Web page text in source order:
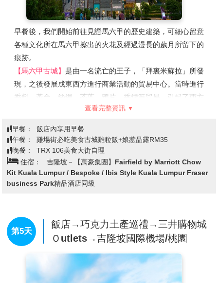
早餐後，我們開始前往見證馬六甲的歷史建築，可細心留意
各種文化所在馬六甲擦出的火花及經過漫長的歲月所留下的
痕跡。
【馬六甲古城】 是由一名流亡的王子，「拜裏米蘇拉」所發
現，之後發展成東西方進行商業活動的貿易中心。當時進行
香料、黃金、絲綢、茶葉、鴉片、香煙等貿易，引起了西方
分地方，還保留著這些殖民統治者所遺留下來的建築物及古
跡，2008年7月被聯合國教科文組織列為世界文化遺產。
【花花三輪車遊古城】※敬請支付三輪車伕小費每台車馬幣
2元。
※葡萄牙廣場：建西元1980年代後期，是仿造葡萄牙同類
人後，於西元1641年至1660年間興建，以荷蘭磚瓦砌工及
木工技藝建成的建築，正是當時的荷蘭總督及隨從的官邸，
建築。
※古城門、聖地牙哥碉堡：
葡萄牙人於1511年所造城堡，
查看完整資訊
早餐：
飯店內享用早餐
午餐：
雞場街必吃美食古城雞粒飯+娘惹晶露RM35
晚餐：
TRX 106美食大街自理
住宿：
吉隆坡－【萬豪集團】Fairfield by Marriott Chow
Kit Kuala Lumpur / Bespoke / Ibis Style Kuala Lumpur Fraser
business Park精品酒店同級
第5天
飯店→巧克力土產巡禮→三井購物城
Ｏutlets→吉隆坡國際機場/桃園